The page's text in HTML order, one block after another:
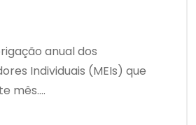
anual dos
Individuais (MEIs) que
mês....